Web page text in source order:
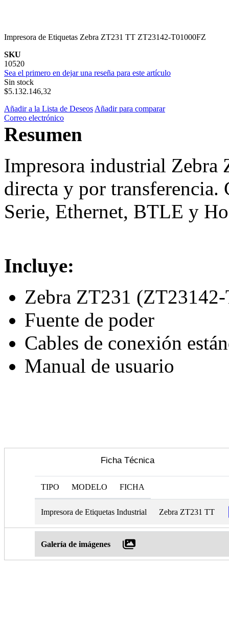
Impresora de Etiquetas Zebra ZT231 TT ZT23142-T01000FZ
SKU
10520
Sea el primero en dejar una reseña para este artículo
Sin stock
$5.132.146,32
Añadir a la Lista de Deseos Añadir para comparar
Correo electrónico
Resumen
Impresora industrial Zebra
directa y por
Serie, Ethernet, BTLE y
Incluye:
Zebra ZT231
Fuente de poder
Cables de conexión
Manual de usuario
Ficha Técnica
TIPO MODELO FICHA
Impresora de Etiquetas Industrial Zebra ZT231 TT
Galería de imágenes